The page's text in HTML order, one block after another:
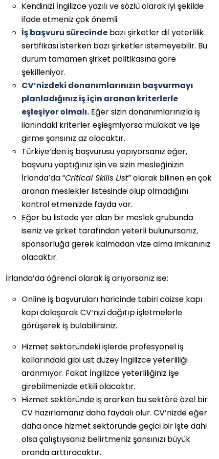
Kendinizi İngilizce yazılı ve sözlü olarak iyi şekilde
ifade etmeniz çok önemli.
İş başvuru sürecinde bazı şirketler dil yeterlilik
sertifikası isterken bazı şirketler istemeyebilir. Bu
durum tamamen şirket politikasına göre
şekilleniyor.
CV’nizdeki donanımlarınızın başvurmayı
planladığınız iş için aranan kriterlerle
eşleşiyor olmalı. Eğer sizin donanımlarınızla iş
ilanındaki kriterler eşleşmiyorsa mülakat ve işe
girme şansınız az olacaktır.
Türkiye’den iş başvurusu yapıyorsanız eğer,
başvuru yaptığınız işin ve sizin mesleğinizin
İrlanda’da “Critical Skills List” olarak bilinen en çok
aranan meslekler listesinde olup olmadığını
kontrol etmenizde fayda var.
Eğer bu listede yer alan bir meslek grubunda
iseniz ve şirket tarafından yeterli bulunursanız,
sponsorluğa gerek kalmadan vize alma imkanınız
olacaktır.
İrlanda’da öğrenci olarak iş arıyorsanız ise;
Online iş başvuruları haricinde tabiri caizse kapı
kapı dolaşarak CV’nizi dağıtıp işletmelerle
görüşerek iş bulabilirsiniz.
Hizmet sektöründeki işlerde profesyonel iş
kollarındaki gibi üst düzey İngilizce yeterliliği
aranmıyor. Fakat İngilizce yeterliliğiniz işe
girebilmenizde etkili olacaktır.
Hizmet sektöründe iş ararken bu sektöre özel bir
CV hazırlamanız daha faydalı olur. CV’nizde eğer
daha önce hizmet sektöründe geçici bir işte dahi
olsa çalıştıysanız belirtmeniz şansınızı büyük
oranda arttıracaktır.